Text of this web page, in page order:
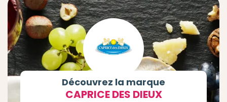
Découvrez la marque
CAPRICE DES DIEUX